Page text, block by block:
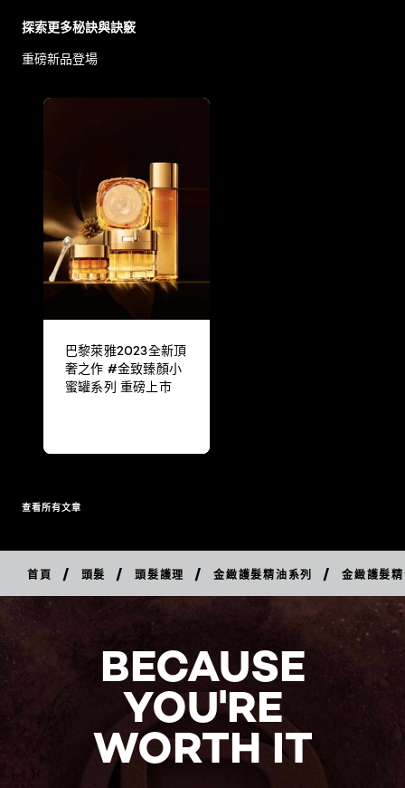
探索更多秘訣與訣竅
重磅新品登場
巴黎萊雅2023全新頂
奢之作 #金致臻顏小
蜜罐系列 重磅上市
查看所有文章
首頁 / 頭髮 / 頭髮護理 / 金緻護髮精油系列 / 金緻護髮
BECAUSE
YOU'RE
WORTH IT